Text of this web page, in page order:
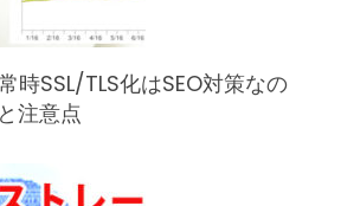
時SSL/TLS化はSEO対策なの
注意点